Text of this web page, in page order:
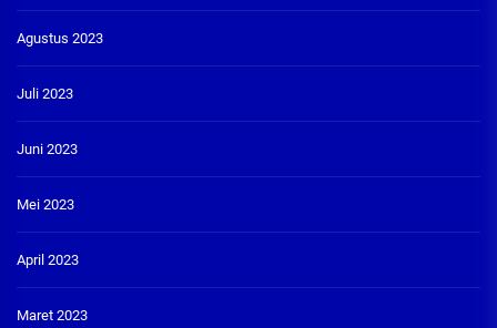
Agustus 2023
Juli 2023
Juni 2023
Mei 2023
April 2023
Maret 2023